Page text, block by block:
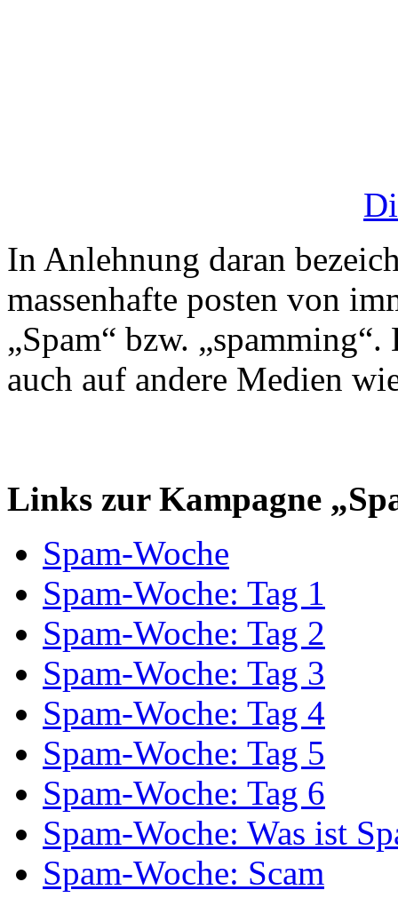
In Anlehnung daran
massenhafte posten von
„Spam“ bzw.
auch auf andere Medien
Links zur Kampagne
Spam-Woche
Spam-Woche: Tag 1
Spam-Woche: Tag 2
Spam-Woche: Tag 3
Spam-Woche: Tag 4
Spam-Woche: Tag 5
Spam-Woche: Tag 6
Spam-Woche: Was ist
Spam-Woche: Scam